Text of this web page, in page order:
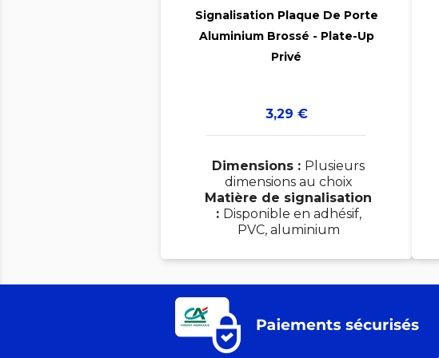

Signalisation Plaque De Porte
Aluminium Brossé - Plate-Up
Privé
Prix
3,29 €
Dimensions : Plusieurs
dimensions au choix
Matière de signalisation
: Disponible en adhésif,
PVC, aluminium